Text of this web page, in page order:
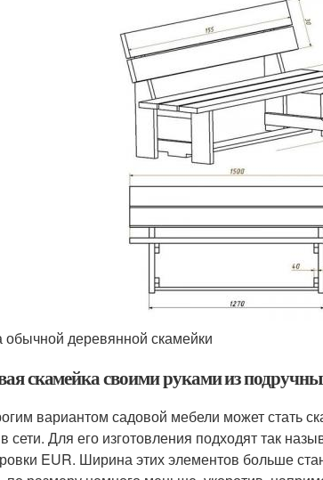
деревянной скамейки
скамейка своими руками из
вариантом садовой мебели может стать
сети. Для его изготовления подходят так
EUR. Ширина этих элементов больше